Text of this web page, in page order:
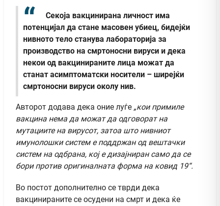
Секоја вакцинирана личност има
потенцијал да стане масовен убиец, бидејќи
нивното тело станува лабораторија за
производство на смртоносни вируси и дека
некои од вакцинираните лица можат да
станат асимптоматски носители – ширејќи
смртоносни вируси околу нив.
Авторот додава дека оние луѓе „кои примиле
вакцина нема да можат да одговорат на
мутациите на вирусот, затоа што нивниот
имунолошки систем е поддржан од вештачки
систем на одбрана, кој е дизајниран само да се
бори против оригиналната форма на ковид 19“.
Во постот дополнително се тврди дека
вакцинираните се осудени на смрт и дека ќе